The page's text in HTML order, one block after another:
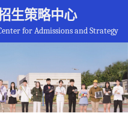
生策略中心
for Admissions and Strategy